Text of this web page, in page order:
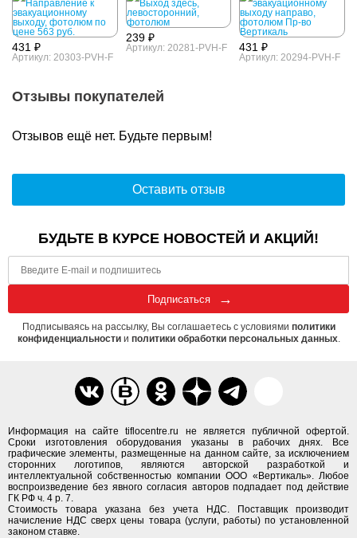
431 ₽
Артикул: 20303-PVH-F
239 ₽
Артикул: 20281-PVH-F 431 ₽
Артикул: 20294-PVH-F
Отзывы покупателей
Отзывов ещё нет. Будьте первым!
Оставить отзыв
Информация на сайте tiflocentre.ru не является публичной офертой.
Сроки изготовления оборудования указаны в рабочих днях. Все
графические элементы, размещенные на данном сайте, за исключением
сторонних логотипов, являются авторской разработкой и
интеллектуальной собственностью компании ООО «Вертикаль». Любое
воспроизведение без явного согласия авторов подпадает под действие
ГК РФ ч. 4 р. 7.
Стоимость товара указана без учета НДС. Поставщик производит
начисление НДС сверх цены товара (услуги, работы) по установленной
законом ставке.
БУДЬТЕ В КУРСЕ НОВОСТЕЙ И АКЦИЙ!
Подписаться
Подписываясь на рассылку, Вы соглашаетесь с условиями политики
конфиденциальностии политики обработки персональных данных.